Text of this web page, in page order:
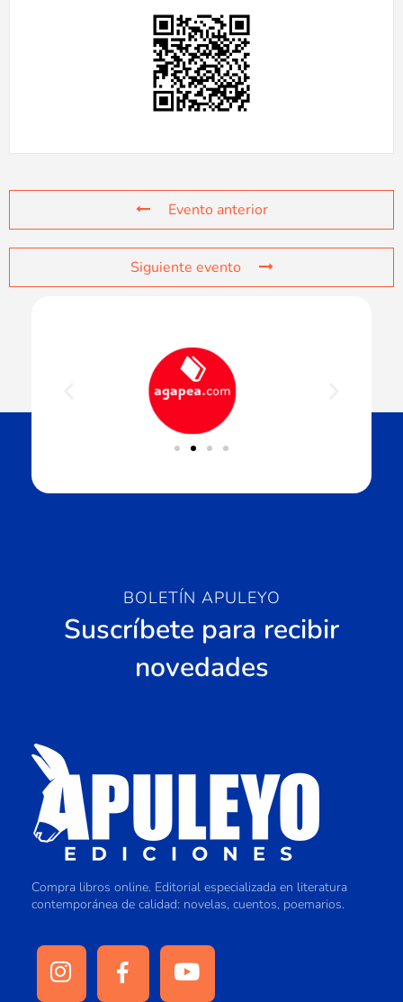
Evento anterior
Siguiente evento
BOLETÍN APULEYO
Suscríbete para recibir
novedades
Compra libros online. Editorial especializada en literatura
contemporánea de calidad: novelas, cuentos, poemarios.